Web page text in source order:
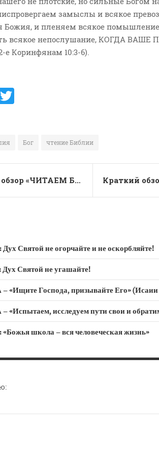
замыслы и всякое
Божия, и пленяем всякое
всякое непослушание, КОГДА
Коринфянам 10:3-6).
te
r
Бог чтение Библии
Краткий обзор «ЧИТАЕМ БИБЛИЮ ВМЕСТЕ – ЗА ОДИН ГОД!»; за 26 апреля – 4-я Царств 15, 16, 17 главы…
Святой не огорчайте и не оскорбляйте!
Святой не угашайте!
Господа, призывайте Его» (Исаии
школа – вся человеческая жизнь»